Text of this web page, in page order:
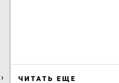
ЧИТАТЬ ЕЩЕ